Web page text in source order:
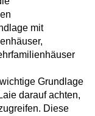
mit
Grundlage
darauf achten,
Diese